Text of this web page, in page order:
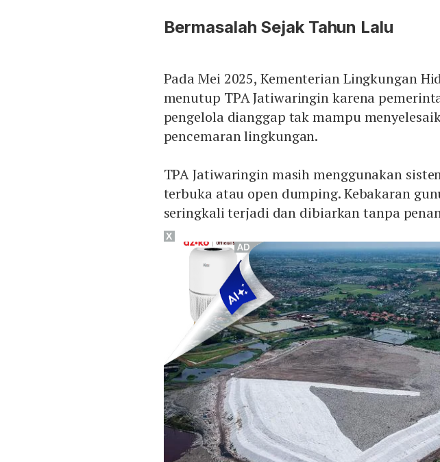
Bermasalah Sejak Tahun Lalu
Pada Mei 2025, Kementerian Lingkungan
menutup TPA Jatiwaringin karena
pengelola dianggap tak mampu
pencemaran lingkungan.
TPA Jatiwaringin masih menggunakan
terbuka atau open dumping. Kebakaran
seringkali terjadi dan dibiarkan tanpa
X